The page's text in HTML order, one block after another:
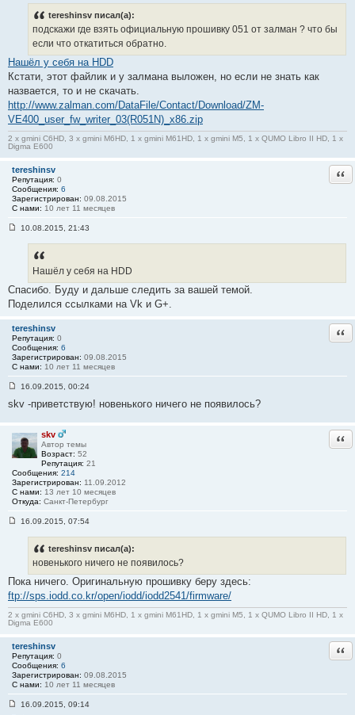
и
#
9
tereshinsv писал(а):
подскажи где взять официальную прошивку 051 от залман ? что бы
если что откатиться обратно.
Нашёл у себя на HDD
Кстати, этот файлик и у залмана выложен, но если не знать как
назвается, то и не скачать.
http://www.zalman.com/DataFile/Contact/Download/ZM-
VE400_user_fw_writer_03(R051N)_x86.zip
2 x gmini C6HD, 3 x gmini M6HD, 1 x gmini M61HD, 1 x gmini M5, 1 x QUMO Libro II HD, 1 x
Digma E600
tereshinsv
Репутация: 0
Сообщения: 6
Зарегистрирован: 09.08.2015
С нами: 10 лет 11 месяцев
н
и
е
#
1
0
10.08.2015, 21:43
Нашёл у себя на HDD
Спасибо. Буду и дальше следить за вашей темой.
Поделился ссылками на Vk и G+.
tereshinsv
Репутация: 0
Сообщения: 6
Зарегистрирован: 09.08.2015
С нами: 10 лет 11 месяцев
о
б
щ
е
н
и
е
1
1
16.09.2015, 00:24
skv -приветствую! новенького ничего не появилось?
skv
Автор темы
Возраст: 52
Репутация: 21
Сообщения: 214
Зарегистрирован: 11.09.2012
С нами: 13 лет 10 месяцев
Откуда: Санкт-Петербург
н
и
#
1
16.09.2015, 07:54
tereshinsv писал(а):
новенького ничего не появилось?
Пока ничего. Оригинальную прошивку беру здесь:
ftp://sps.iodd.co.kr/open/iodd/iodd2541/firmware/
2 x gmini C6HD, 3 x gmini M6HD, 1 x gmini M61HD, 1 x gmini M5, 1 x QUMO Libro II HD, 1 x
Digma E600
tereshinsv
Репутация: 0
Сообщения: 6
Зарегистрирован: 09.08.2015
С нами: 10 лет 11 месяцев
16.09.2015, 09:14